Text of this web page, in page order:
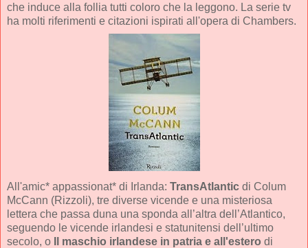
che induce alla follia tutti coloro che la leggono. La serie tv
ha molti riferimenti e citazioni ispirati all'opera di Chambers.
All'amic* appassionat* di Irlanda: TransAtlantic di Colum
McCann (Rizzoli), tre diverse vicende e una misteriosa
lettera che passa duna una sponda all’altra dell’Atlantico,
seguendo le vicende irlandesi e statunitensi dell’ultimo
secolo, o
Il maschio irlandese in patria e all'estero di